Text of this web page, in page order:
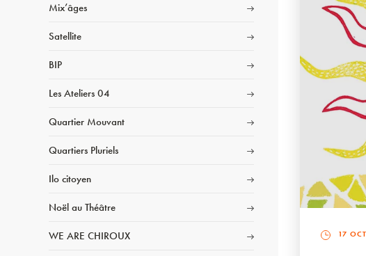
Mix’âges
Satellite
BIP
Les Ateliers 04
Quartier Mouvant
Quartiers Pluriels
Ilo citoyen
Noël au Théâtre
WE ARE CHIROUX 17